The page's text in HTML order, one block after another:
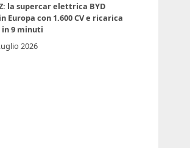
la supercar elettrica BYD
Europa con 1.600 CV e ricarica
in 9 minuti
2026